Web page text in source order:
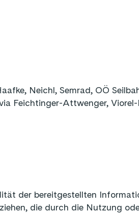
Neichl, Semrad, OÖ
Feichtinger-Attwenger,
der bereitgestellten
die durch die Nutzung